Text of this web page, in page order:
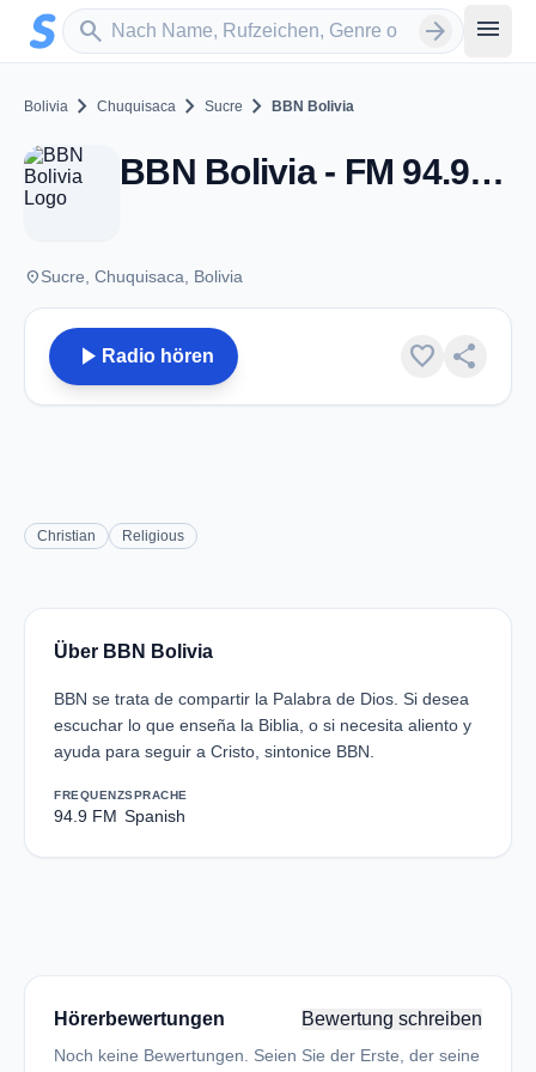
Zum Hauptinhalt springen
search
Sender suchen arrow_forward menu
Bolivia chevron_right Chuquisaca chevron_right Sucre chevron_right BBN Bolivia
BBN Bolivia - FM 94.9 - Sucre
placeSucre, Chuquisaca, Bolivia
play_arrow Radio hören favorite share
Christian Religious
Über BBN Bolivia
BBN se trata de compartir la Palabra de Dios. Si desea
escuchar lo que enseña la Biblia, o si necesita aliento y
ayuda para seguir a Cristo, sintonice BBN.
FREQUENZ
94.9 FM
SPRACHE
Spanish
Hörerbewertungen Bewertung schreiben
Noch keine Bewertungen. Seien Sie der Erste, der seine